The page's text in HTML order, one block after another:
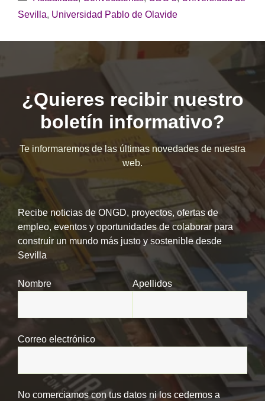
Sevilla, Universidad Pablo de Olavide
¿Quieres recibir nuestro
boletín informativo?
Te informaremos de las últimas novedades de nuestra
web.
Recibe noticias de ONGD, proyectos, ofertas de
empleo, eventos y oportunidades de colaborar para
construir un mundo más justo y sostenible desde
Sevilla
Nombre Apellidos
Correo electrónico
No comerciamos con tus datos ni los cedemos a